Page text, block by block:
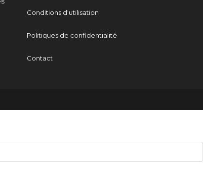
Conditions d'utilisation
Politiques de confidentialité
Contact